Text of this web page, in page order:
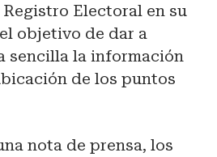
Electoral en su
objetivo de dar a
sencilla la información
de los puntos
nota de prensa, los